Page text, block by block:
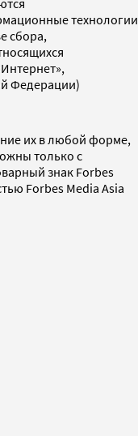
технологии
сбора,
Федерации)
их в любой форме,
только с
знак Forbes
Forbes Media Asia